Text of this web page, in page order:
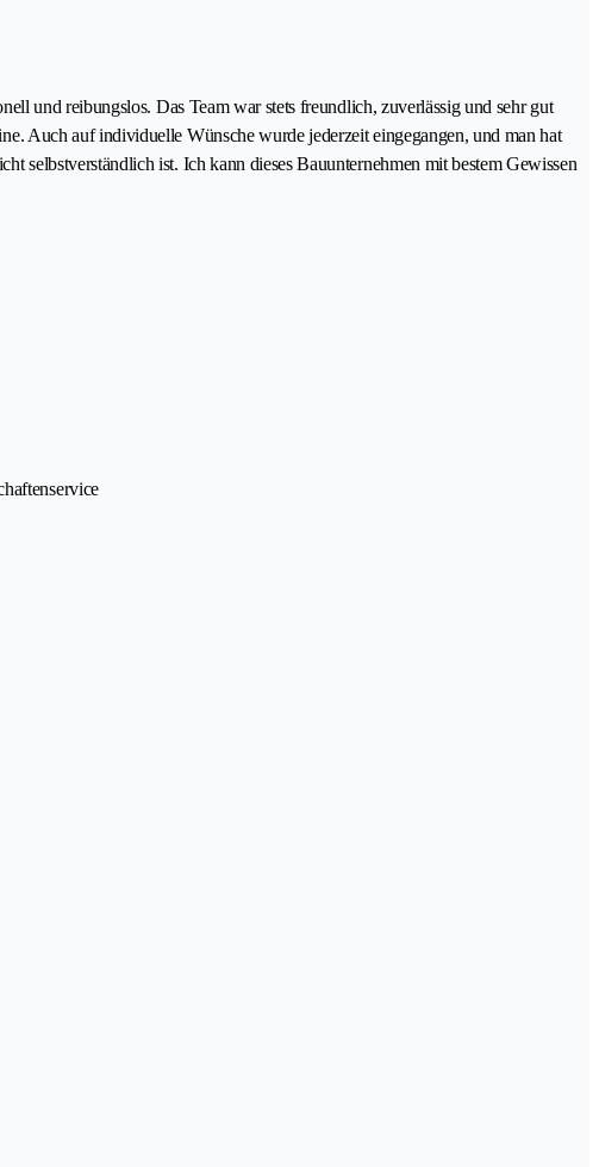
und reibungslos. Das Team war stets freundlich, zuverlässig und sehr gut
Auch auf individuelle Wünsche wurde jederzeit eingegangen, und man hat
selbstverständlich ist. Ich kann dieses Bauunternehmen mit bestem Gewissen